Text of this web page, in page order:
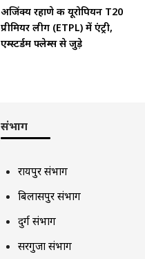
अजिंक्य रहाणे की यूरोपियन T20
प्रीमियर लीग (ETPL) में एंट्री,
एम्स्टर्डम फ्लेम्स से जुड़े
संभाग
रायपुर संभाग
बिलासपुर संभाग
दुर्ग संभाग
सरगुजा संभाग